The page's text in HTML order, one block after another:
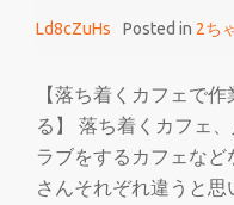
Ld8cZuHs Posted in 2ち
【落ち着くカフェで
る】 落ち着くカフェ
ラブをするカフェな
さんそれぞれ違うと